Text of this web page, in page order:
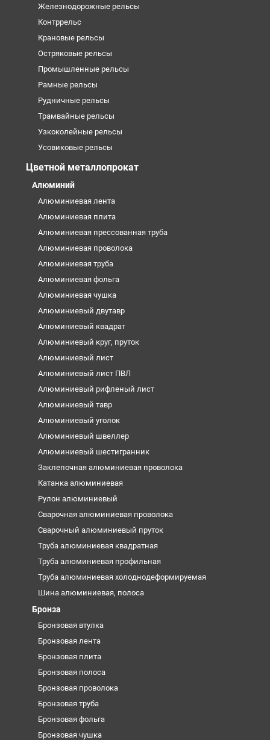
Железнодорожные рельсы
Контррельс
Крановые рельсы
Остряковые рельсы
Промышленные рельсы
Рамные рельсы
Рудничные рельсы
Трамвайные рельсы
Узкоколейные рельсы
Усовиковые рельсы
Цветной металлопрокат
Алюминий
Алюминиевая лента
Алюминиевая плита
Алюминиевая прессованная труба
Алюминиевая проволока
Алюминиевая труба
Алюминиевая фольга
Алюминиевая чушка
Алюминиевый двутавр
Алюминиевый квадрат
Алюминиевый круг, пруток
Алюминиевый лист
Алюминиевый лист ПВЛ
Алюминиевый рифленый лист
Алюминиевый тавр
Алюминиевый уголок
Алюминиевый швеллер
Алюминиевый шестигранник
Заклепочная алюминиевая проволока
Катанка алюминиевая
Рулон алюминиевый
Сварочная алюминиевая проволока
Сварочный алюминиевый пруток
Труба алюминиевая квадратная
Труба алюминиевая профильная
Труба алюминиевая холоднодеформируемая
Шина алюминиевая, полоса
Бронза
Бронзовая втулка
Бронзовая лента
Бронзовая плита
Бронзовая полоса
Бронзовая проволока
Бронзовая труба
Бронзовая фольга
Бронзовая чушка